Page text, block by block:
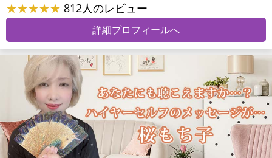
★★★★★ 812人のレビュー
詳細プロフィールへ